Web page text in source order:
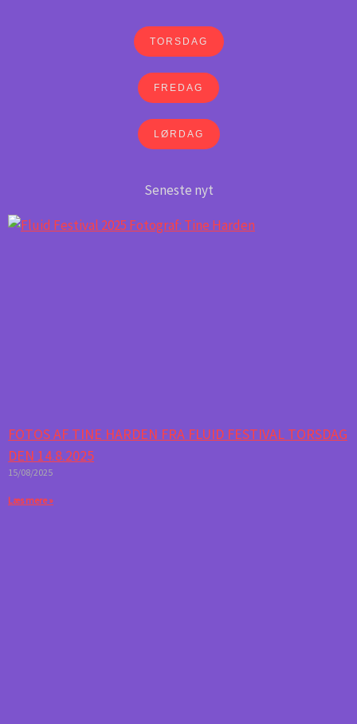
TORSDAG
FREDAG
LØRDAG
Seneste nyt
FOTOS AF TINE HARDEN FRA FLUID FESTIVAL TORSDAG
DEN 14.8.2025
15/08/2025
Læs mere »